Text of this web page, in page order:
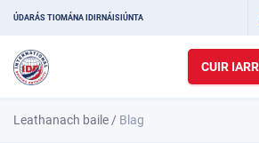
ÚDARÁS TIOMÁNA IDIRNÁISIÚNTA
CUIR
Leathanach baile / Blag